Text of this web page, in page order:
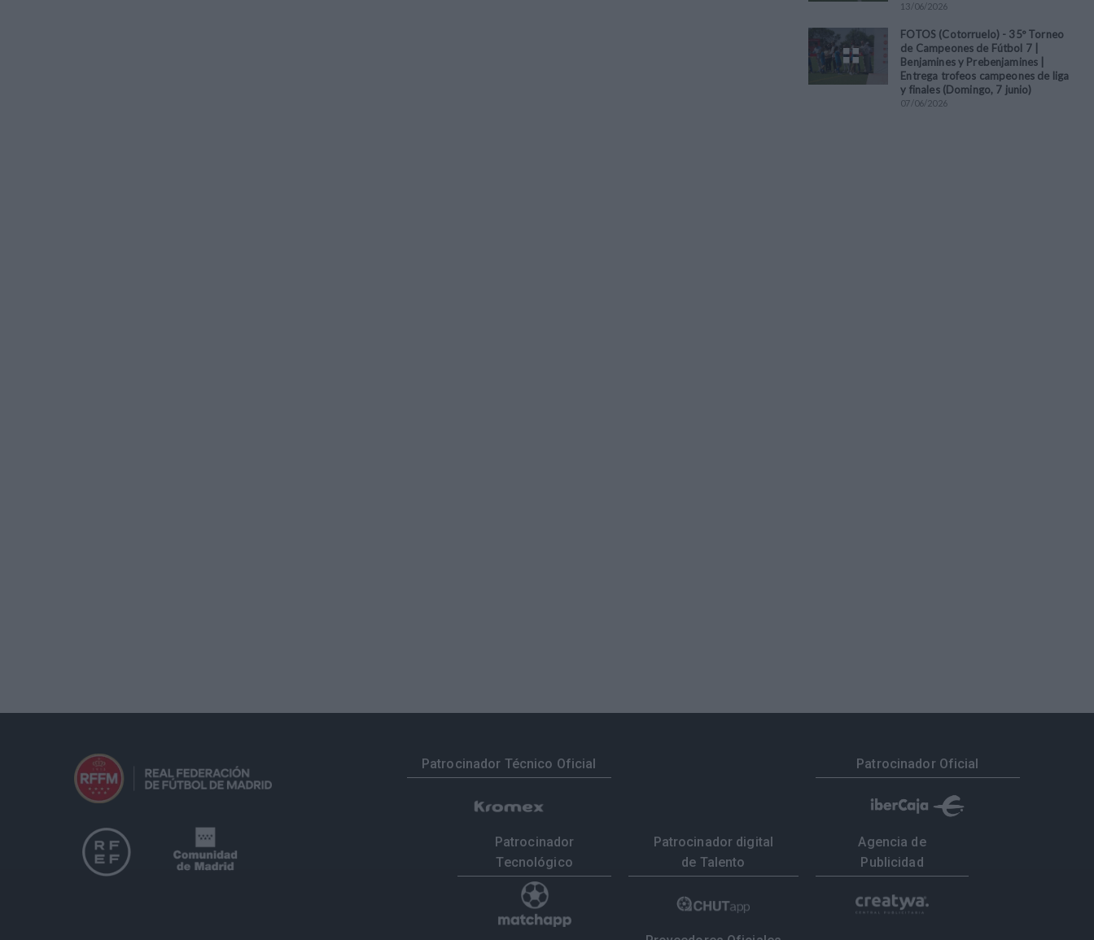
13/06/2026
FOTOS (Cotorruelo) - 35º Torneo
de Campeones de Fútbol 7 |
Benjamines y Prebenjamines |
Entrega trofeos campeones de liga
y finales (Domingo, 7 junio)
07/06/2026
Patrocinador Técnico Oficial Patrocinador Oficial
Patrocinador
Tecnológico
Patrocinador digital
de Talento
Agencia de
Publicidad